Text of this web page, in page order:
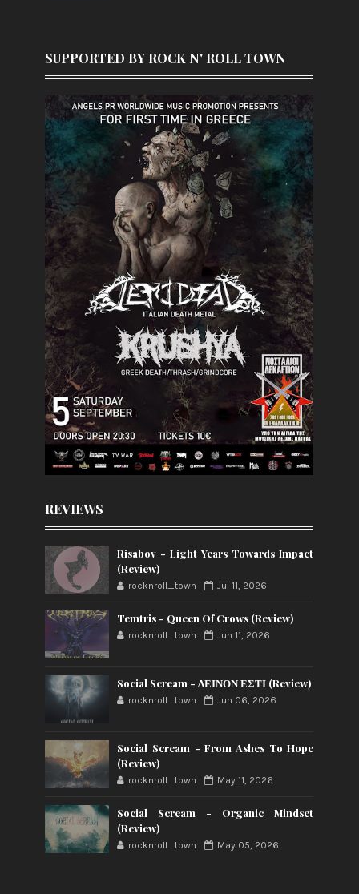
SUPPORTED BY ROCK N' ROLL TOWN
REVIEWS
Risabov - Light Years Towards Impact
(Review)
rocknroll_town Jul 11, 2026
Temtris - Queen Of Crows (Review)
rocknroll_town Jun 11, 2026
Social Scream - ΔΕΙΝΟΝ ΕΣΤΙ (Review)
rocknroll_town Jun 06, 2026
Social Scream - From Ashes To Hope
(Review)
rocknroll_town May 11, 2026
Social Scream - Organic Mindset
(Review)
rocknroll_town May 05, 2026